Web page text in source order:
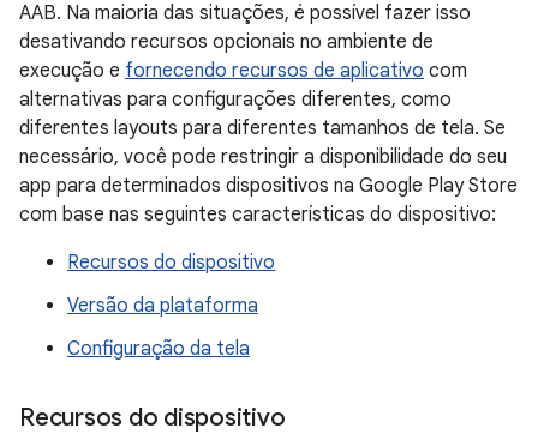
AAB. Na maioria das situações, é possível fazer isso
desativando recursos opcionais no ambiente de
execução e fornecendo recursos de aplicativo com
alternativas para configurações diferentes, como
diferentes layouts para diferentes tamanhos de tela. Se
necessário, você pode restringir a disponibilidade do seu
app para determinados dispositivos na Google Play Store
com base nas seguintes características do dispositivo:
Recursos do dispositivo
Versão da plataforma
Configuração da tela
Recursos do dispositivo